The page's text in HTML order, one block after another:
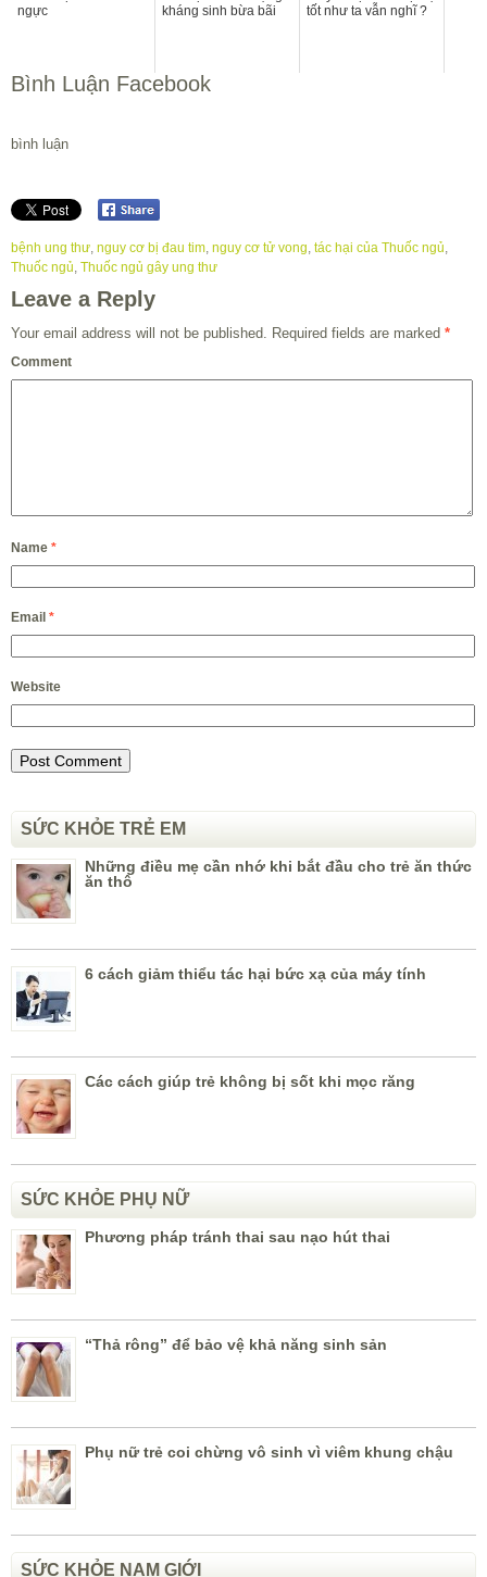
ngực
kháng sinh bừa bãi
tốt như ta vẫn nghĩ ?
Bình Luận Facebook
bình luận
bệnh ung thư nguy cơ bị đau tim nguy cơ tử vong tác hại của Thuốc ngủ
Thuốc ngủ Thuốc ngủ gây ung thư
Leave a Reply
Your email address will not be published. Required fields are marked *
Comment
Name *
Email *
Website
SỨC KHỎE TRẺ EM
Những điều mẹ cần nhớ khi bắt đầu cho trẻ ăn thức
ăn thô
6 cách giảm thiểu tác hại bức xạ của máy tính
Các cách giúp trẻ không bị sốt khi mọc răng
SỨC KHỎE PHỤ NỮ
Phương pháp tránh thai sau nạo hút thai
“Thả rông” để bảo vệ khả năng sinh sản
Phụ nữ trẻ coi chừng vô sinh vì viêm khung chậu
SỨC KHỎE NAM GIỚI